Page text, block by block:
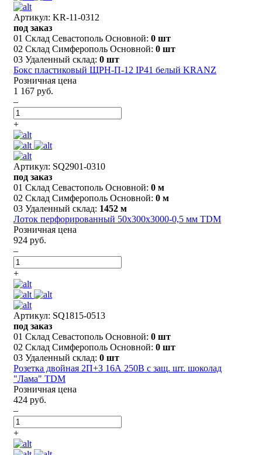
Артикул: KR-11-0312
под заказ
01 Склад Севастополь Основной: 0 шт
02 Склад Симферополь Основной: 0 шт
03 Удаленный склад: 0 шт
Бокс пластиковый ЩРН-П-12 IP41 белый KRANZ
Розничная цена
1 167 руб.
–
+
Артикул: SQ2901-0310
под заказ
01 Склад Севастополь Основной: 0 м
02 Склад Симферополь Основной: 0 м
03 Удаленный склад: 1452 м
Лоток перфорированный 50х300х3000-0,5 мм TDM
Розничная цена
924 руб.
–
+
Артикул: SQ1815-0513
под заказ
01 Склад Севастополь Основной: 0 шт
02 Склад Симферополь Основной: 0 шт
03 Удаленный склад: 0 шт
Розетка двойная 2П+З 16А 250В с защ. шт. шоколад
"Лама" TDM
Розничная цена
424 руб.
–
+